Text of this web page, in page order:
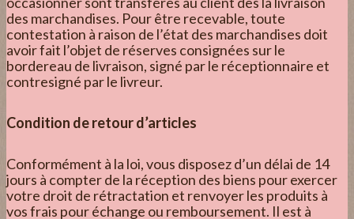
des marchandises. Pour être recevable, toute
contestation à raison de l’état des marchandises doit
avoir fait l’objet de réserves consignées sur le
bordereau de livraison, signé par le réceptionnaire et
contresigné par le livreur.
Condition de retour d’articles
Conformément à la loi, vous disposez d’un délai de 14
jours à compter de la réception des biens pour exercer
votre droit de rétractation et renvoyer les produits à
vos frais pour échange ou remboursement. Il est à